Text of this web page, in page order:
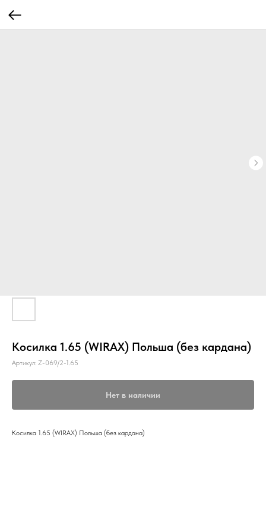
Косилка 1.65 (WIRAX) Польша (без кардана)
Артикул: Z-069/2-1.65
Нет в наличии
Косилка 1.65 (WIRAX) Польша (без кардана)